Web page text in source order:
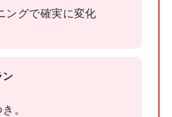
ングで確実に変化
ン
。